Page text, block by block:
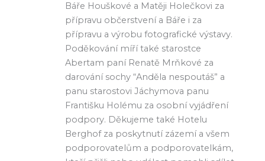
Báře Houškové a Matěji Holečkovi za
přípravu občerstvení a Báře i za
přípravu a výrobu fotografické výstavy.
Poděkování míří také starostce
Abertam paní Renatě Mrňkové za
darování sochy “Anděla nespoutáš” a
panu starostovi Jáchymova panu
Františku Holému za osobní vyjádření
podpory. Děkujeme také Hotelu
Berghof za poskytnutí zázemí a všem
podporovatelům a podporovatelkám,